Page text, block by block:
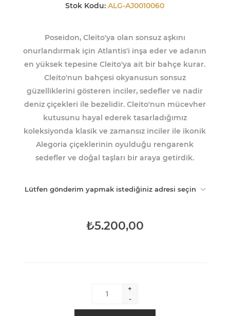
Stok Kodu: ALG-AJ0010060
Poseidon, Cleito'ya olan sonsuz aşkını
onurlandırmak için Atlantis'i inşa eder ve adanın
en yüksek tepesine Cleito'ya ait bir bahçe kurar.
Cleito'nun bahçesi okyanusun sonsuz
güzelliklerini gösteren inciler, sedefler ve nadir
deniz çiçekleri ile bezelidir. Cleito'nun mücevher
kutusunu hayal ederek tasarladığımız
koleksiyonda klasik ve zamansız inciler ile ikonik
Alegoria çiçeklerinin oyulduğu rengarenk
sedefler ve doğal taşları bir araya getirdik.
Lütfen gönderim yapmak istediğiniz adresi seçin
₺5.200,00
+
-